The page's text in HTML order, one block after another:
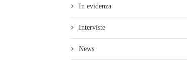
In evidenza
Interviste
News